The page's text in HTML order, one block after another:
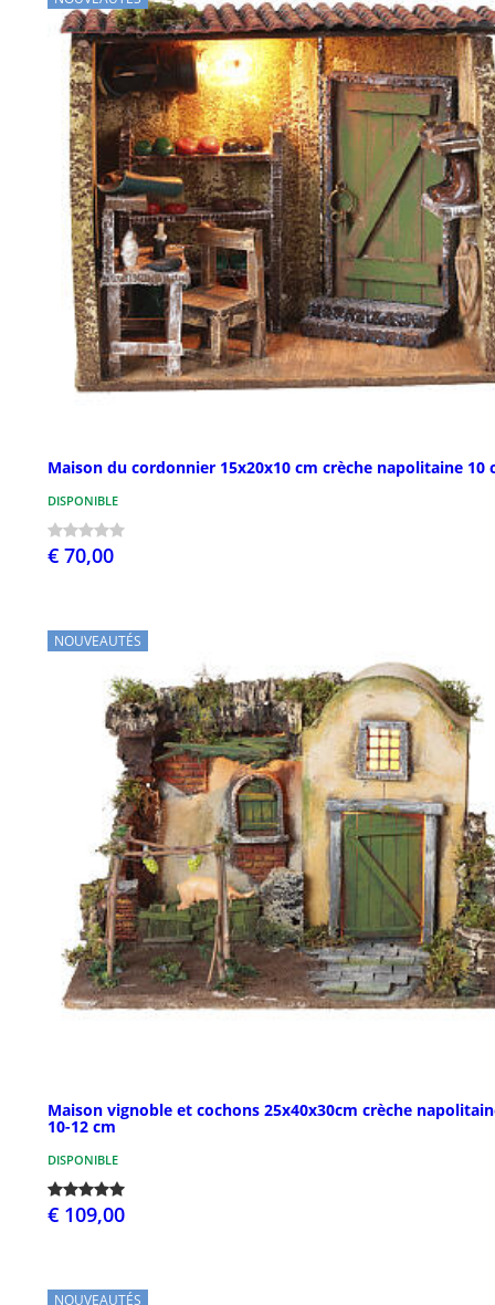
Maison du cordonnier 15x20x10 cm crèche napolitaine 10
DISPONIBLE
€ 70,00
NOUVEAUTÉS
Maison vignoble et cochons 25x40x30cm crèche
10-12 cm
DISPONIBLE
€ 109,00
NOUVEAUTÉS